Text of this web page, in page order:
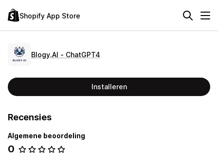
Shopify App Store
Blogy.AI ‑ ChatGPT4
Installeren
Recensies
Algemene beoordeling
0